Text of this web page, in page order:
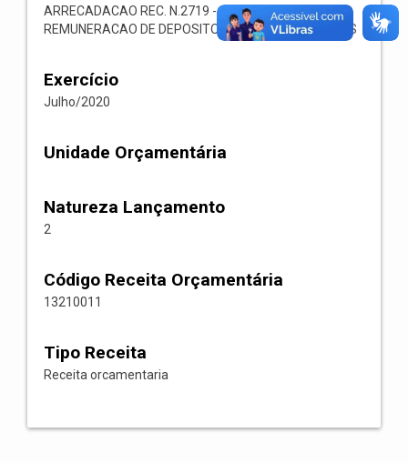
ARRECADACAO REC. N.2719 -- 1321.00.1.1.05-
REMUNERACAO DE DEPOSITOS BANCARIOS-OUTROS
Exercício
Julho/2020
Unidade Orçamentária
Natureza Lançamento
2
Código Receita Orçamentária
13210011
Tipo Receita
Receita orcamentaria